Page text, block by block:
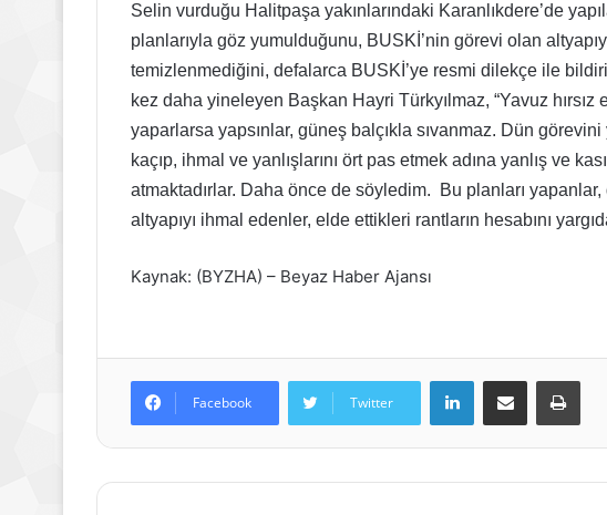
Selin vurduğu Halitpaşa yakınlarındaki Karanlıkdere’de
planlarıyla göz yumulduğunu, BUSKİ’nin görevi olan
temizlenmediğini, defalarca BUSKİ’ye resmi dilekçe ile
kez daha yineleyen Başkan Hayri Türkyılmaz, “Yavuz
yaparlarsa yapsınlar, güneş balçıkla sıvanmaz. Dün
kaçıp, ihmal ve yanlışlarını ört pas etmek adına yanlış ve
atmaktadırlar. Daha önce de söyledim. Bu planları
altyapıyı ihmal edenler, elde ettikleri rantların hesabını
Kaynak: (BYZHA) – Beyaz Haber Ajansı
Facebook Twitter
LinkedInE-Posta ile paylaş